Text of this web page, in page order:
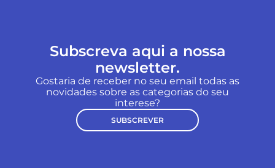
Subscreva aqui a nossa
newsletter.
Gostaria de receber no seu email todas as
novidades sobre as categorias do seu
interese?
SUBSCREVER